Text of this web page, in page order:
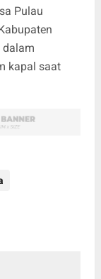
Pulau
dalam
kapal saat